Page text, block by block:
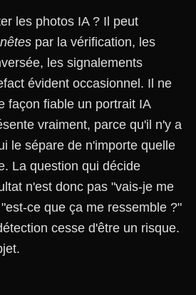
les photos IA ? Il peut
par la vérification, les
les signalements
évident occasionnel. Il ne
façon fiable un portrait IA
vraiment, parce qu'il n'y a
le sépare de n'importe quelle
La question qui décide
n'est donc pas "vais-je me
ce que ça me ressemble ?"
cesse d'être un risque.